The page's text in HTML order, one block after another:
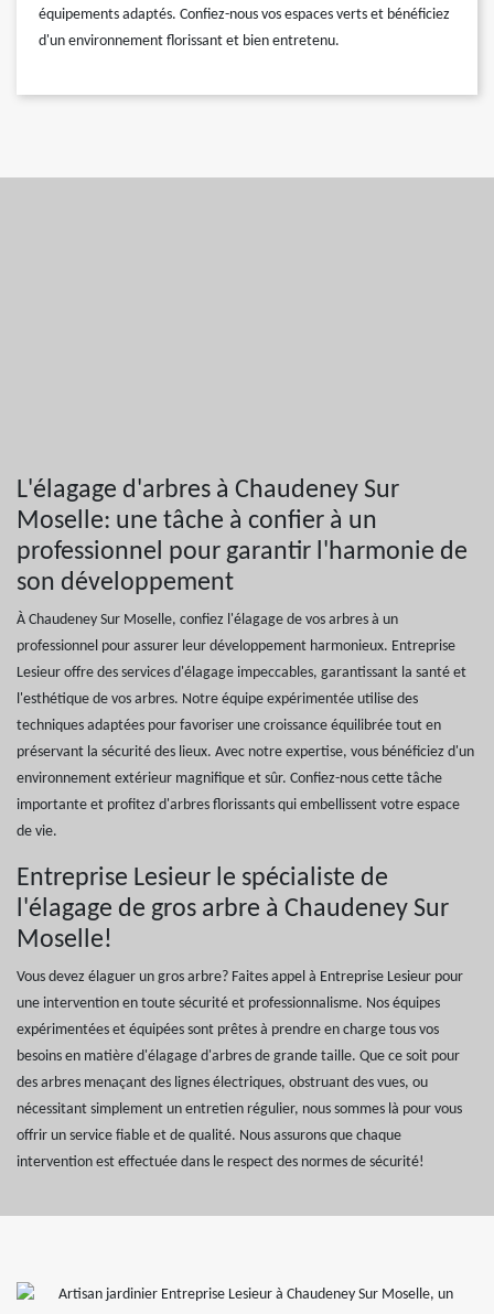
équipements adaptés. Confiez-nous vos espaces verts et bénéficiez
d'un environnement florissant et bien entretenu.
L'élagage d'arbres à Chaudeney Sur
Moselle: une tâche à confier à un
professionnel pour garantir l'harmonie de
son développement
À Chaudeney Sur Moselle, confiez l'élagage de vos arbres à un
professionnel pour assurer leur développement harmonieux. Entreprise
Lesieur offre des services d'élagage impeccables, garantissant la santé et
l'esthétique de vos arbres. Notre équipe expérimentée utilise des
techniques adaptées pour favoriser une croissance équilibrée tout en
préservant la sécurité des lieux. Avec notre expertise, vous bénéficiez d'un
environnement extérieur magnifique et sûr. Confiez-nous cette tâche
importante et profitez d'arbres florissants qui embellissent votre espace
de vie.
Entreprise Lesieur le spécialiste de
l'élagage de gros arbre à Chaudeney Sur
Moselle!
Vous devez élaguer un gros arbre? Faites appel à Entreprise Lesieur pour
une intervention en toute sécurité et professionnalisme. Nos équipes
expérimentées et équipées sont prêtes à prendre en charge tous vos
besoins en matière d'élagage d'arbres de grande taille. Que ce soit pour
des arbres menaçant des lignes électriques, obstruant des vues, ou
nécessitant simplement un entretien régulier, nous sommes là pour vous
offrir un service fiable et de qualité. Nous assurons que chaque
intervention est effectuée dans le respect des normes de sécurité!